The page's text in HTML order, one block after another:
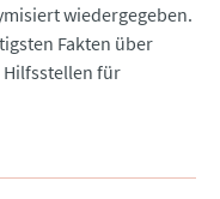
wiedergegeben.
Fakten über
für